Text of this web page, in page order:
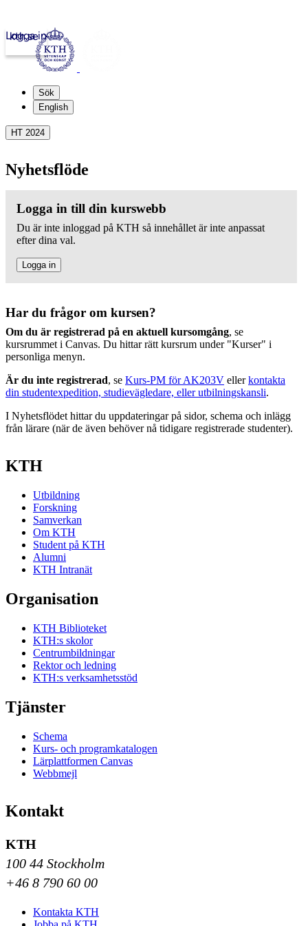
kth.se
Logga in
Sök
English
HT 2024
Nyhetsflöde
Logga in till din kurswebb
Du är inte inloggad på KTH så innehållet är inte anpassat
efter dina val.
Logga in
Har du frågor om kursen?
Om du är registrerad på en aktuell kursomgång, se
kursrummet i Canvas. Du hittar rätt kursrum under "Kurser" i
personliga menyn.
Är du inte registrerad, se Kurs-PM för AK203V ellerkontakta
din studentexpedition, studievägledare, eller utbilningskansli.
I Nyhetsflödet hittar du uppdateringar på sidor, schema och inlägg
från lärare (när de även behöver nå tidigare registrerade studenter).
KTH
Utbildning
Forskning
Samverkan
Om KTH
Student på KTH
Alumni
KTH Intranät
Organisation
KTH Biblioteket
KTH:s skolor
Centrumbildningar
Rektor och ledning
KTH:s verksamhetsstöd
Tjänster
Schema
Kurs- och programkatalogen
Lärplattformen Canvas
Webbmejl
Kontakt
KTH
100 44 Stockholm
+46 8 790 60 00
Kontakta KTH